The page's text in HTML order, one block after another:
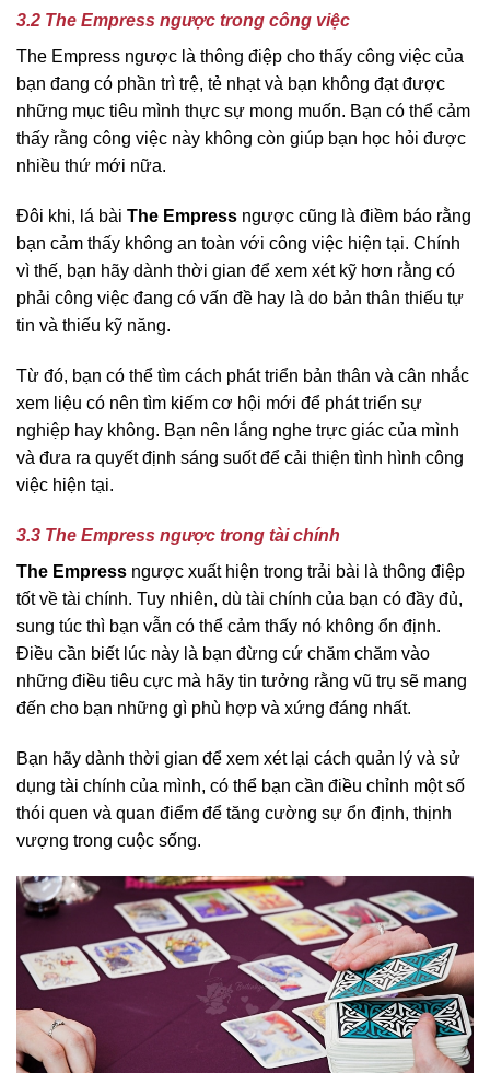
3.2 The Empress ngược trong công việc
The Empress ngược là thông điệp cho thấy công việc của
bạn đang có phần trì trệ, tẻ nhạt và bạn không đạt được
những mục tiêu mình thực sự mong muốn. Bạn có thể cảm
thấy rằng công việc này không còn giúp bạn học hỏi được
nhiều thứ mới nữa.
Đôi khi, lá bài The Empress ngược cũng là điềm báo rằng
bạn cảm thấy không an toàn với công việc hiện tại. Chính
vì thế, bạn hãy dành thời gian để xem xét kỹ hơn rằng có
phải công việc đang có vấn đề hay là do bản thân thiếu tự
tin và thiếu kỹ năng.
Từ đó, bạn có thể tìm cách phát triển bản thân và cân nhắc
xem liệu có nên tìm kiếm cơ hội mới để phát triển sự
nghiệp hay không. Bạn nên lắng nghe trực giác của mình
và đưa ra quyết định sáng suốt để cải thiện tình hình công
việc hiện tại.
3.3 The Empress ngược trong tài chính
The Empress ngược xuất hiện trong trải bài là thông điệp
tốt về tài chính. Tuy nhiên, dù tài chính của bạn có đầy đủ,
sung túc thì bạn vẫn có thể cảm thấy nó không ổn định.
Điều cần biết lúc này là bạn đừng cứ chăm chăm vào
những điều tiêu cực mà hãy tin tưởng rằng vũ trụ sẽ mang
đến cho bạn những gì phù hợp và xứng đáng nhất.
Bạn hãy dành thời gian để xem xét lại cách quản lý và sử
dụng tài chính của mình, có thể bạn cần điều chỉnh một số
thói quen và quan điểm để tăng cường sự ổn định, thịnh
vượng trong cuộc sống.